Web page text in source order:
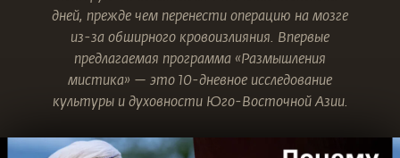
дней, прежде чем перенести операцию на мозге
из-за обширного кровоизлияния. Впервые
предлагаемая программа «Размышления
мистика» — это 10-дневное исследование
культуры и духовности Юго-Восточной Азии.